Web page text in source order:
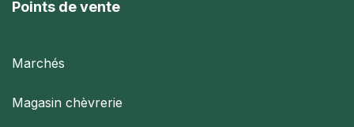
Points de vente
Marchés
Magasin chèvrerie